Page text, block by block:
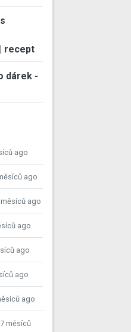
recept
dárek -
ago
ago
ago
ago
ago
ago
ago
měsíců